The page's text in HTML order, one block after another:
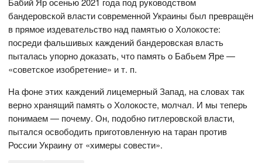
бандеровской власти современной Украины был превращён
в прямое издевательство над памятью о Холокосте:
посреди фальшивых каждений бандеровская власть
пыталась упорно доказать, что память о Бабьем Яре —
«советское изобретение» и т. п.
На фоне этих каждений лицемерный Запад, на словах так
верно хранящий память о Холокосте, молчал. И мы теперь
понимаем — почему. Он, подобно гитлеровской власти,
пытался освободить приготовленную на таран против
России Украину от «химеры совести».